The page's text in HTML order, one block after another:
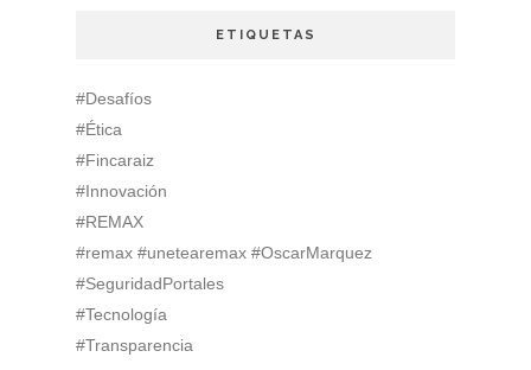
ETIQUETAS
#Desafíos
#Ética
#Fincaraiz
#Innovación
#REMAX
#remax #unetearemax #OscarMarquez
#SeguridadPortales
#Tecnología
#Transparencia